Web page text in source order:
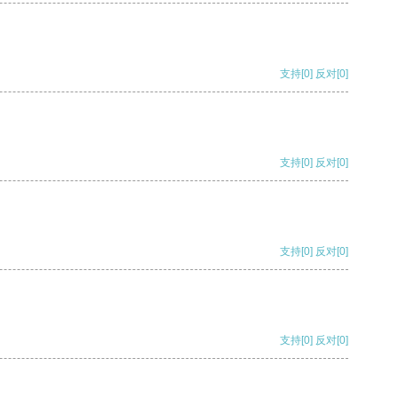
支持[0] 反对[0]
支持[0] 反对[0]
支持[0] 反对[0]
支持[0] 反对[0]